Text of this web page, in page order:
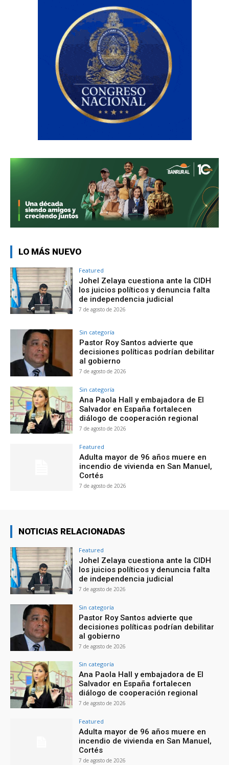
LO MÁS NUEVO
Featured
Johel Zelaya cuestiona ante la CIDH
los juicios políticos y denuncia falta
de independencia judicial
7 de agosto de 2026
Sin categoría
Pastor Roy Santos advierte que
decisiones políticas podrían debilitar
al gobierno
7 de agosto de 2026
Sin categoría
Ana Paola Hall y embajadora de El
Salvador en España fortalecen
diálogo de cooperación regional
7 de agosto de 2026
Featured
Adulta mayor de 96 años muere en
incendio de vivienda en San Manuel,
Cortés
7 de agosto de 2026
NOTICIAS RELACIONADAS
Featured
Johel Zelaya cuestiona ante la CIDH
los juicios políticos y denuncia falta
de independencia judicial
7 de agosto de 2026
Sin categoría
Pastor Roy Santos advierte que
decisiones políticas podrían debilitar
al gobierno
7 de agosto de 2026
Sin categoría
Ana Paola Hall y embajadora de El
Salvador en España fortalecen
diálogo de cooperación regional
7 de agosto de 2026
Featured
Adulta mayor de 96 años muere en
incendio de vivienda en San Manuel,
Cortés
7 de agosto de 2026